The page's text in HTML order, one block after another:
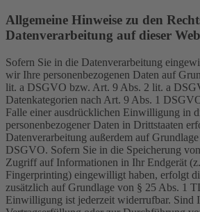
Allgemeine Hinweise zu den
Datenverarbeitung auf dieser
Sofern Sie in die Datenverarbeitung
wir Ihre personenbezogenen Daten auf
lit. a DSGVO bzw. Art. 9 Abs. 2 lit. a
Datenkategorien nach Art. 9 Abs. 1
Falle einer ausdrücklichen Einwilligung in
personenbezogener Daten in Drittstaaten
Datenverarbeitung außerdem auf
DSGVO. Sofern Sie in die Speicherung
Zugriff auf Informationen in Ihr Endgerät
Fingerprinting) eingewilligt haben, erfolgt
zusätzlich auf Grundlage von § 25 Abs. 1
Einwilligung ist jederzeit widerrufbar. Sind